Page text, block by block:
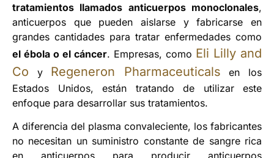
tratamientos llamados anticuerpos monoclonales,
anticuerpos que pueden aislarse y fabricarse en
grandes cantidades para tratar enfermedades como
el ébola o el cáncer. Empresas, como Eli Lilly and
Co y Regeneron Pharmaceuticals en los
Estados Unidos, están tratando de utilizar este
enfoque para desarrollar sus tratamientos.
A diferencia del plasma convaleciente, los fabricantes
no necesitan un suministro constante de sangre rica